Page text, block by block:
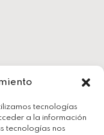
tecnologías
a la información
tecnologías nos